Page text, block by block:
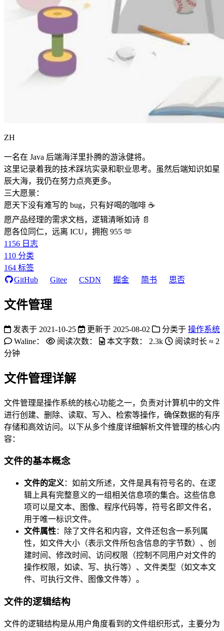
ZH
一名在 Java 后端海洋里扑腾的游泳健将。
这里记录着我的技术踩坑实录和职业思考。虽然后端知识如星
辰大海，我仍在努力点亮更多。
三大愿景：
愿天下没有难写的 bug，只有好喝的咖啡 ☕️
愿产品经理的需求文档，逻辑清晰如诗 📄
愿各位同仁，远离 ICU，拥抱 955 🫶
1156 日志
110 分类
164 标签
GitHub
Gitee CSDN 掘金 简书 思否
文件管理
发表于 2021-10-25 更新于 2025-08-02 分类于 操作系统
Waline：
阅读次数： 本文字数： 2.3k 阅读时长 ≈ 2
分钟
文件管理详解
文件管理是操作系统的核心功能之一，负责对计算机中的文件
进行创建、删除、读取、写入、检索等操作，确保数据的有序
存储和高效访问。以下从多个维度详细解析文件管理的核心内
容：
文件的基本概念
文件的定义 ：如前文所述，文件是具有符号名的、在逻
辑上具有完整意义的一组相关信息项的集合。这些信息
项可以是文本、图像、程序代码等，符号名即文件名，
用于唯一标识文件。
文件属性：除了文件名和内容，文件还包含一系列属
性，如文件大小（表示文件所包含信息的字节数）、创
建时间、修改时间、访问权限（控制不同用户对文件的
操作权限，如读、写、执行等）、文件类型（如文本文
件、可执行文件、图像文件等）。
文件的逻辑结构
文件的逻辑结构是从用户角度看到的文件组织形式，主要分为